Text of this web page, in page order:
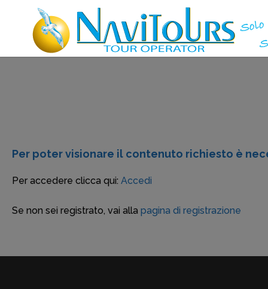
Per poter visionare il contenuto richiesto è
Per accedere clicca qui: Accedi
Se non sei registrato, vai alla pagina di registrazione